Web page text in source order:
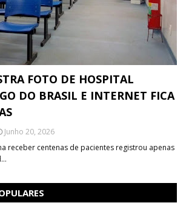
FOTO DE HOSPITAL
DO BRASIL E INTERNET FICA
Junho 20, 2026
receber centenas de pacientes registrou apenas